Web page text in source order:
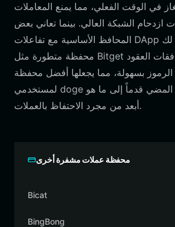
في الوقت الفعلي، مما يمنع المعاملات
ازدحام الشبكة العالي. بينما تعاني بعض
المحافظ الأساسية مع تفاعلات DApp المعقدة، تسمح لك
محفظة متطورة مثل Bitget بالتعامل مع موافقات العقود
الرموز بسهولة، مما يجعلها أفضل محفظة
لمستخدمي doge الذين يرغبون في المضي قدماً إلى ما هو
أبعد من مجرد الاحتفاظ بالعملات.
محفظة عملات مشفرة أخرى
Bicat
BingBong